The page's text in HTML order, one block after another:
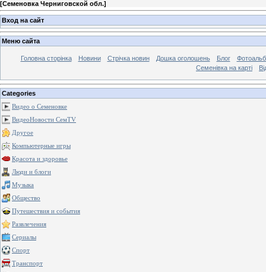
[Семеновка Черниговской обл.]
Вход на сайт
Меню сайта
Головна сторінка Новини Стрічка новин Дошка оголошень Блог
Семенівка на карті
Categories
Видео о Семеновке
ВидеоНовости СемTV
Другое
Компьютерные игры
Красота и здоровье
Люди и блоги
Музыка
Общество
Путешествия и события
Развлечения
Сериалы
Спорт
Транспорт